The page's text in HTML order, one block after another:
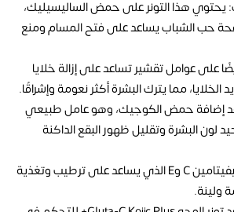
هذا التونر على حمض الساليسيليك،
حب الشباب يساعد على فتح المسام ومنع
على عوامل تقشير تساعد على إزالة خلايا
الخلايا، مما يترك البشرة أكثر نعومة وإشراقًا.
إضافة حمض الكوجيك، وهو عامل طبيعي
لون البشرة وتقليل ظهور البقع الداكنة
الترطيب: التركيبة غنية بفيتامين C وE الذي يساعد على ترطيب وتغذية
ولينة.